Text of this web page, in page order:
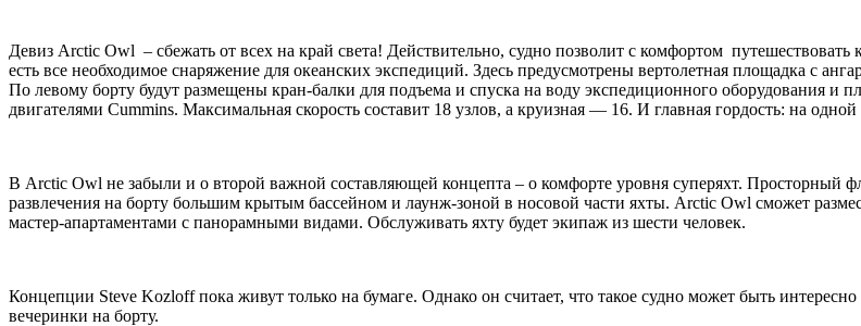
Девиз Arctic Owl – сбежать от всех на край света! Действительно, судно позволит с комфортом
есть все необходимое снаряжение для океанских экспедиций. Здесь предусмотрены вертолетная площадка с
По левому борту будут размещены кран-балки для подъема и спуска на воду экспедиционного оборудования и
двигателями Cummins. Максимальная скорость составит 18 узлов, а круизная — 16. И главная гордость: на
В Arctic Owl не забыли и о второй важной составляющей концепта – о комфорте уровня суперяхт. Просторный
развлечения на борту большим крытым бассейном и лаунж-зоной в носовой части яхты. Arctic Owl сможет
мастер-апартаментами с панорамными видами. Обслуживать яхту будет экипаж из шести человек.
Концепции Steve Kozloff пока живут только на бумаге. Однако он считает, что такое судно может быть
вечеринки на борту.